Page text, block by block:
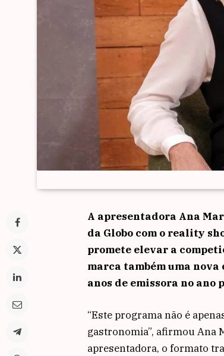
A apresentadora Ana
da Globo com o reality
promete elevar a
marca também uma
anos de emissora no ano
“Este programa não é
gastronomia”, afirmou Ana
apresentadora, o formato